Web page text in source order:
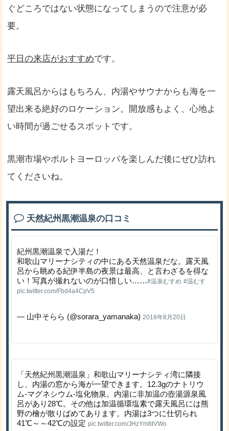
ぐどころではない状態になってしまうので注意が必
要。
平日の来店がおすすめです。
露天風呂からはもちろん、内湯やサウナからも海を一
望出来る絶好のロケーション。開放感もよく、心地よ
い時間が過ごせるスポットです。
黒潮市場やポルトヨーロッパを楽しんだ後にぜひ訪れ
てくださいね。
天然紀州黒潮温泉の口コミ
紀州黒潮温泉で入湯だ！
和歌山マリーナシティの中にある天然温泉だな。露天風
呂から眺める紀伊半島の夜景は最高、と言わざるを得な
い！写真が撮れないのが口惜しい……#温泉むすめ #温むす
pic.twitter.com/Fbd4a4CpV5
— 山中そらら (@sorara_yamanaka) 2018年8月20日
「天然紀州黒潮温泉」和歌山マリーナシティ湾に隣接
し、内湯の窓から海が一望できます。12.3gのナトリウ
ム-マグネシウム-塩化物泉。内湯に非加温の壺湯源泉風
呂があり28℃。その他は加温循環塩素で露天風呂には熊
野の檜が散りばめてあります。内湯は3つに仕切られ
41℃～～42℃の設定pic.twitter.com/JHzYmfdVWo